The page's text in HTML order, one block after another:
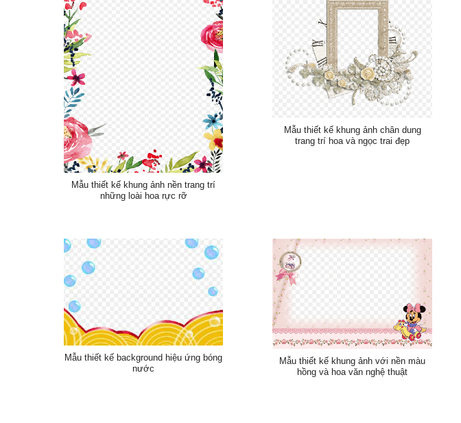
Mẫu thiết kế khung ảnh nền trang trí
những loài hoa rực rỡ
Mẫu thiết kế khung ảnh chân dung
trang trí hoa và ngọc trai đẹp
Mẫu thiết kế background hiệu ứng bóng
nước
Mẫu thiết kế khung ảnh với nền màu
hồng và hoa văn nghệ thuật